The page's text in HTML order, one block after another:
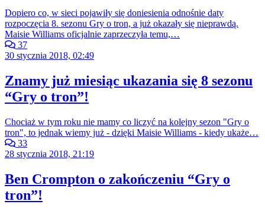
Dopiero co, w sieci pojawiły się doniesienia odnośnie daty
rozpoczęcia 8. sezonu Gry o tron, a już okazały się nieprawdą.
Maisie Williams oficjalnie zaprzeczyła temu,…
37
30 stycznia 2018, 02:49
Znamy już miesiąc ukazania się 8 sezonu
“Gry o tron”!
Chociaż w tym roku nie mamy co liczyć na kolejny sezon "Gry o
tron", to jednak wiemy już - dzięki Maisie Williams - kiedy ukaże…
33
28 stycznia 2018, 21:19
Ben Crompton o zakończeniu “Gry o
tron”!